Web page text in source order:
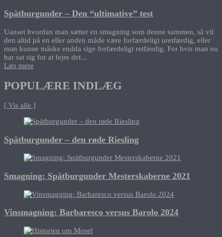
Spätburgunder – Den “ultimative” test
Uanset hvordan man sætter en smagning som denne sammen, så vil
den altid på en eller anden måde være forfærdeligt uretfærdig, eller
man kunne måske endda sige forfærdeligt retfærdig. For hvis man nu
har sat sig for at fejre det...
Læs mere
POPULÆRE INDLÆG
[ Vis alle ]
Spätburgunder – den røde Riesling
Smagning: Spätburgunder Mesterskaberne 2021
Vinsmagning: Barbaresco versus Barolo 2024